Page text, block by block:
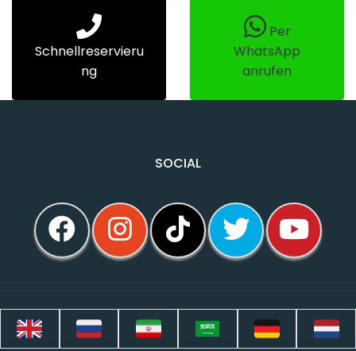
Schnellreservieru
ng
Per
WhatsApp
anrufen
SOCIAL